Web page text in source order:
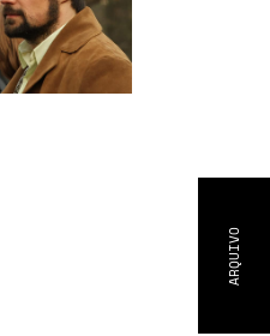
ARQUIVO